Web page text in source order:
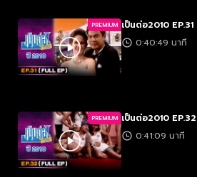
PREMIUM เป็นต่อ2010 EP.31
0:40:49 นาที
PREMIUM เป็นต่อ2010 EP.32
0:41:09 นาที